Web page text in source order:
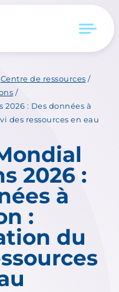
Centre de ressources /
/
: Des données à
des ressources en eau
2026 :
à
:
du